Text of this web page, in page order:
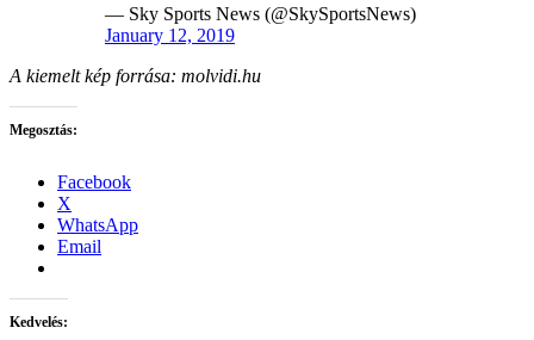
— Sky Sports News (@SkySportsNews)
January 12, 2019
A kiemelt kép forrása: molvidi.hu
Megosztás:
Facebook
X
WhatsApp
Email
Kedvelés: